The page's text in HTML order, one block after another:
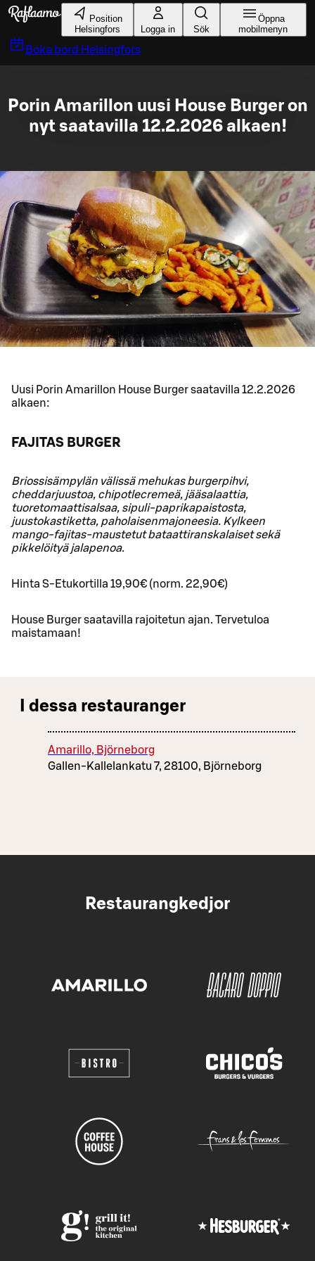
Gå till huvudinnehållet
Position
Helsingfors
Logga in Sök
Öppna
mobilmenyn
Boka bord Helsingfors
Porin Amarillon uusi House Burger on
nyt saatavilla 12.2.2026 alkaen!
Uusi Porin Amarillon House Burger saatavilla 12.2.2026
alkaen:
FAJITAS BURGER
Briossisämpylän välissä mehukas burgerpihvi,
cheddarjuustoa, chipotlecremeä, jääsalaattia,
tuoretomaattisalsaa, sipuli-paprikapaistosta,
juustokastiketta, paholaisenmajoneesia. Kylkeen
mango-fajitas-maustetut bataattiranskalaiset sekä
pikkelöityä jalapenoa.
Hinta S-Etukortilla 19,90€ (norm. 22,90€)
House Burger saatavilla rajoitetun ajan. Tervetuloa
maistamaan!
I dessa restauranger
Amarillo, Björneborg
Gallen-Kallelankatu 7, 28100, Björneborg
Restaurangkedjor